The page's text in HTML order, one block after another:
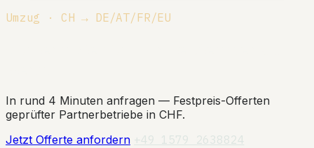
Umzug · CH → DE/AT/FR/EU
In rund 4 Minuten anfragen — Festpreis-Offerten
geprüfter Partnerbetriebe in CHF.
Jetzt Offerte anfordern +49 1579 2638824